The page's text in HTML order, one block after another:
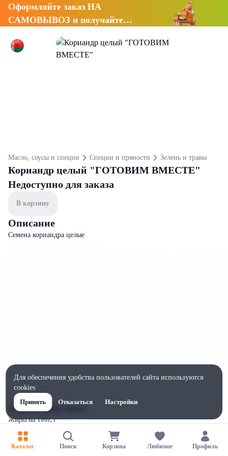
Оформляйте заказ НА
САМОВЫВОЗ и получайте
Масло, соусы и специи Специи и пряности Зелень и травы
Кориандр целый "ГОТОВИМ ВМЕСТЕ"
Недоступно для заказа
В корзину
Описание
Семена кориандра целые
Характеристики
Жиры на 100г, г
Ширина, мм
Каталог Поиск Корзина Любимое Профиль
Для обеспечения удобства пользователей сайта используются
cookies
Принять
Отказаться Настройки